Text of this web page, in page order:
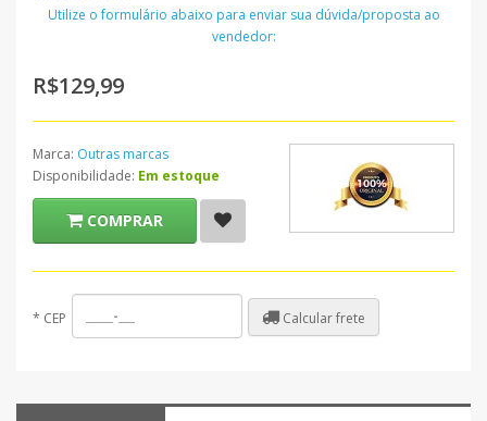
Utilize o formulário abaixo para enviar sua dúvida/proposta ao
vendedor:
R$129,99
Marca: Outras marcas
Disponibilidade: Em estoque
COMPRAR
* CEP Calcular frete